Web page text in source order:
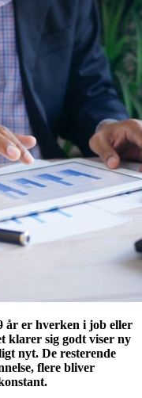
år er hverken i job eller
klarer sig godt viser ny
nyt. De resterende
flere bliver